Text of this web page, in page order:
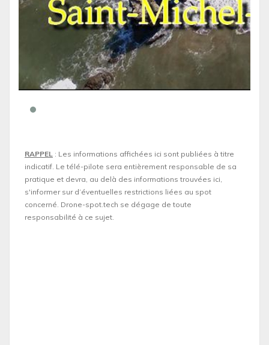
RAPPEL : Les informations affichées ici sont publiées à titre
indicatif. Le télé-pilote sera entièrement responsable de sa
pratique et devra, au delà des informations trouvées ici,
s'informer sur d’éventuelles restrictions liées au spot
concerné. Drone-spot.tech se dégage de toute
responsabilité à ce sujet.